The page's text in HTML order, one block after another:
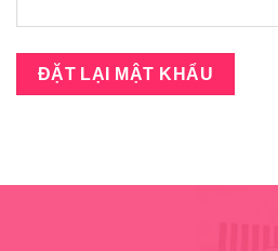
ĐẶT LẠI MẬT KHẨU